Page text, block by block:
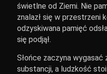
świetlne od Ziemi. Nie
znalazł się w przestrzeni
odzyskiwana pamięć
się podjął.
Słońce zaczyna wygasać
substancji, a ludzkość stoi